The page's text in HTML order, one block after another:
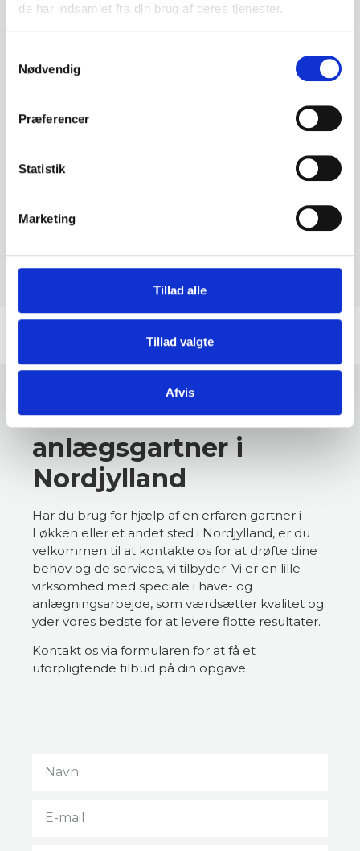
de har indsamlet fra din brug af deres tjenester.
Nødvendig
Præferencer
Statistik
Marketing
Tillad alle
Tillad valgte
Afvis
Få et tilbud fra din
anlægsgartner i
Nordjylland
Har du brug for hjælp af en erfaren gartner i
Løkken eller et andet sted i Nordjylland, er du
velkommen til at kontakte os for at drøfte dine
behov og de services, vi tilbyder. Vi er en lille
virksomhed med speciale i have- og
anlægningsarbejde, som værdsætter kvalitet og
yder vores bedste for at levere flotte resultater.
Kontakt os via formularen for at få et
uforpligtende tilbud på din opgave.